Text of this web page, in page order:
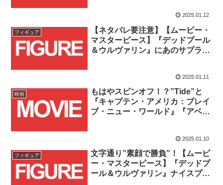
2025.01.12
フィギュア
【ネタバレ要注意】【ムービー・
マスターピース】『デッドプール
＆ウルヴァリン』にあのサプライ
2025.01.11
映画
もはやスピンオフ！？”Tide”と
『キャプテン・アメリカ：ブレイ
ブ・ニュー・ワールド』『アベン
2025.01.10
フィギュア
文字通り”素顔で勝負”！【ムービ
ー・マスターピース】『デッドプ
ール＆ウルヴァリン』ナイスプー